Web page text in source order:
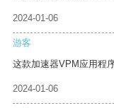
2024-01-06
游客
这款加速器VPM应用程
2024-01-06